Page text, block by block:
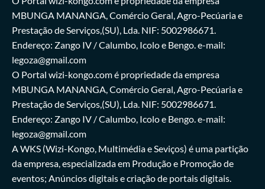
MBUNGA MANANGA, Comércio Geral, Agro-Pecúaria e
Prestação de Serviços,(SU), Lda. NIF: 5002986671.
Endereço: Zango IV / Calumbo, Icolo e Bengo. e-mail:
legoza@gmail.com
O Portal wizi-kongo.com é propriedade da empresa
MBUNGA MANANGA, Comércio Geral, Agro-Pecúaria e
Prestação de Serviços,(SU), Lda. NIF: 5002986671.
Endereço: Zango IV / Calumbo, Icolo e Bengo. e-mail:
legoza@gmail.com
A WKS (Wizi-Kongo, Multimédia e Seviços) é uma partição
da empresa, especializada em Produção e Promoção de
eventos; Anúncios digitais e criação de portais digitais.